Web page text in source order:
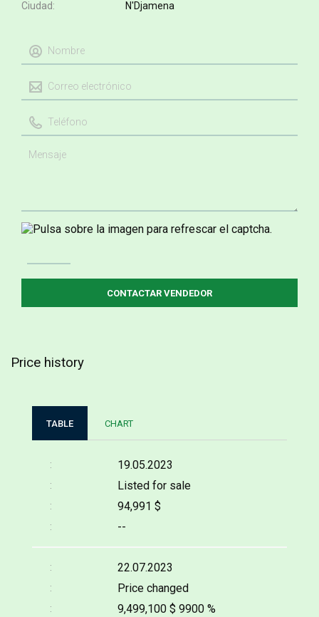
Ciudad N'Djamena
Price history
TABLE CHART
19.05.2023
Listed for sale
94,991 $
--
22.07.2023
Price changed
9,499,100 $ 9900 %